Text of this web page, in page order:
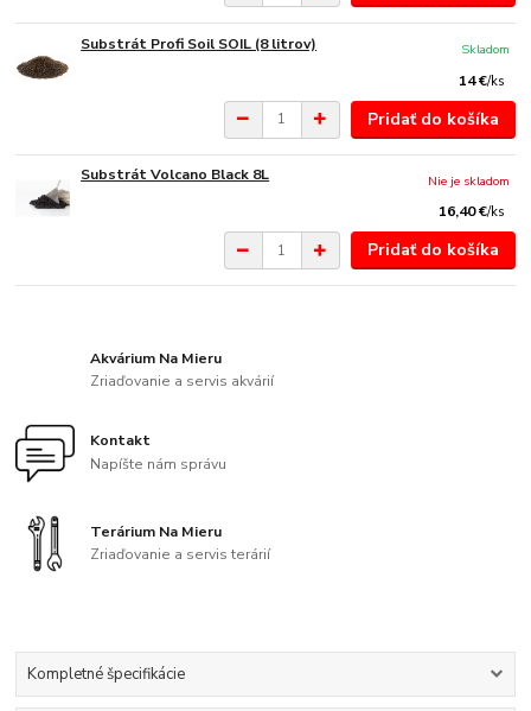
Substrát Profi Soil SOIL (8 litrov)
14 €/ks
Skladom
Pridať do košíka
Substrát Volcano Black 8L
16,40 €/ks
Nie je skladom
Pridať do košíka
Akvárium Na Mieru
Zriaďovanie a servis akvárií
Kontakt
Napíšte nám správu
Terárium Na Mieru
Zriaďovanie a servis terárií
Kompletné špecifikácie